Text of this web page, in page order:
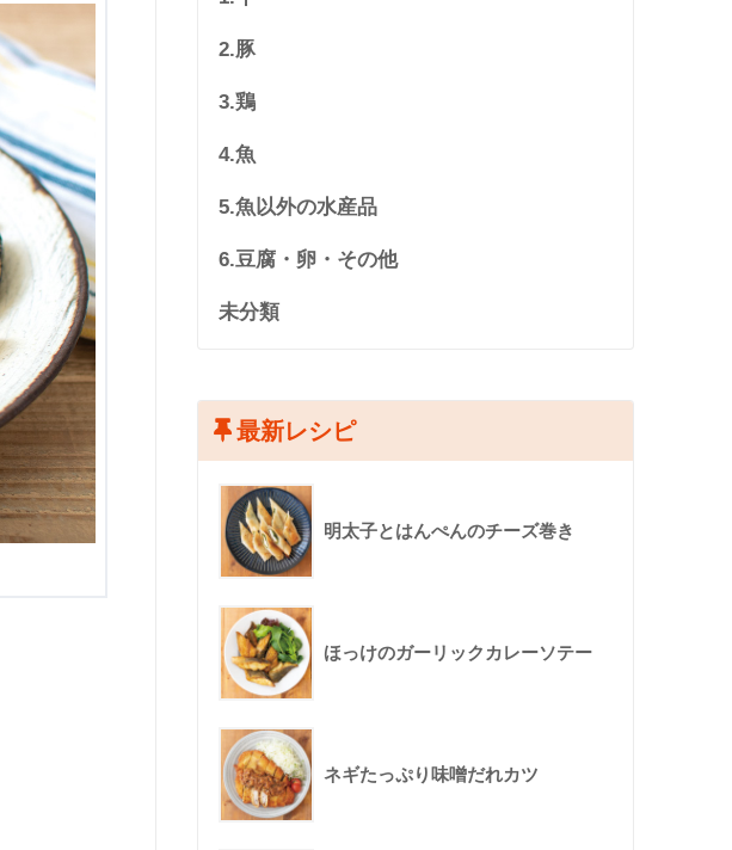
2.豚
3.鶏
4.魚
5.魚以外の水産品
6.豆腐・卵・その他
未分類
最新レシピ
明太子とはんぺんのチーズ巻き
ほっけのガーリックカレーソテー
ネギたっぷり味噌だれカツ